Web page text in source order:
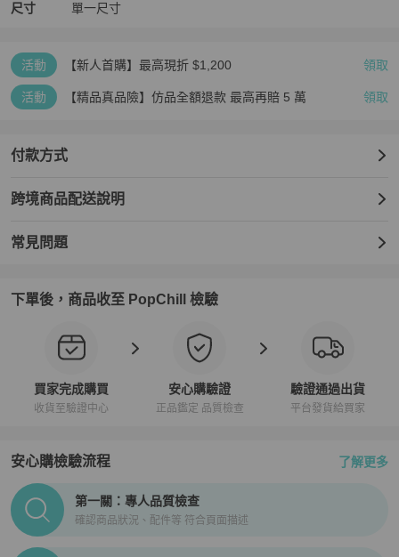
尺寸 單一尺寸
活動 【新人首購】最高現折 $1,200 領取
活動 【精品真品險】仿品全額退款 最高再賠 5 萬 領取
付款方式
跨境商品配送說明
常見問題
下單後，商品收至 PopChill 檢驗
買家完成購買
收貨至驗證中心
安心購驗證
正品鑑定 品質檢查
驗證通過出貨
平台發貨給買家
安心購檢驗流程 了解更多
PopChill拍拍圈正品驗證、安心購檢驗流程介紹
第一關：專人品質檢查
確認商品狀況、配件等 符合頁面描述